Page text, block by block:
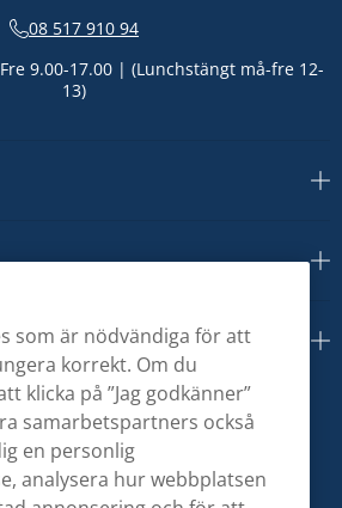
08 517 910 94
9.00-17.00 | (Lunchstängt må-fre 12-
13)
som är nödvändiga för att
korrekt. Om du
klicka på ”Jag godkänner”
samarbetspartners också
en personlig
analysera hur webbplatsen